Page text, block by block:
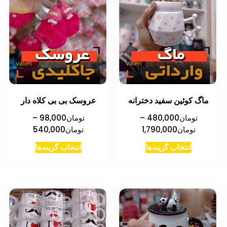
ماگ کوئین سفید دخترانه
تومان480,000
–
تومان1,790,000محدوده
انتخاب گزینه‌هااین
انواع
مختلفی
می
عروسک بی بی کلاه دار
تومان98,000
–
تومان540,000محدوده
انتخاب گزینه‌هااین
انواع
مختلفی
می